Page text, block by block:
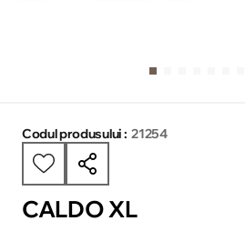
Codul produsului : 21254
CALDO XL